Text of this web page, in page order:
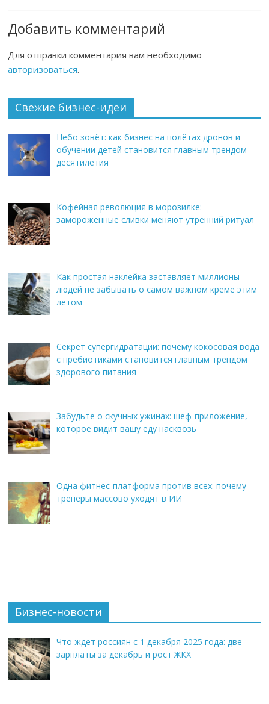
Добавить комментарий
Для отправки комментария вам необходимо
авторизоваться.
Свежие бизнес-идеи
Небо зовёт: как бизнес на полётах дронов и
обучении детей становится главным трендом
десятилетия
Кофейная революция в морозилке:
замороженные сливки меняют утренний ритуал
Как простая наклейка заставляет миллионы
людей не забывать о самом важном креме этим
летом
Секрет супергидратации: почему кокосовая вода
с пребиотиками становится главным трендом
здорового питания
Забудьте о скучных ужинах: шеф-приложение,
которое видит вашу еду насквозь
Одна фитнес-платформа против всех: почему
тренеры массово уходят в ИИ
Бизнес-новости
Что ждет россиян с 1 декабря 2025 года: две
зарплаты за декабрь и рост ЖКХ